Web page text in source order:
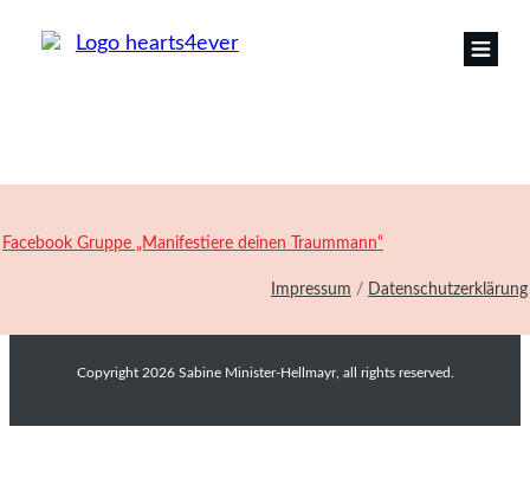
Facebook Gruppe „Manifestiere deinen Traummann“
Impressum / Datenschutzerklärung
Copyright 2026 Sabine Minister-Hellmayr, all rights reserved.